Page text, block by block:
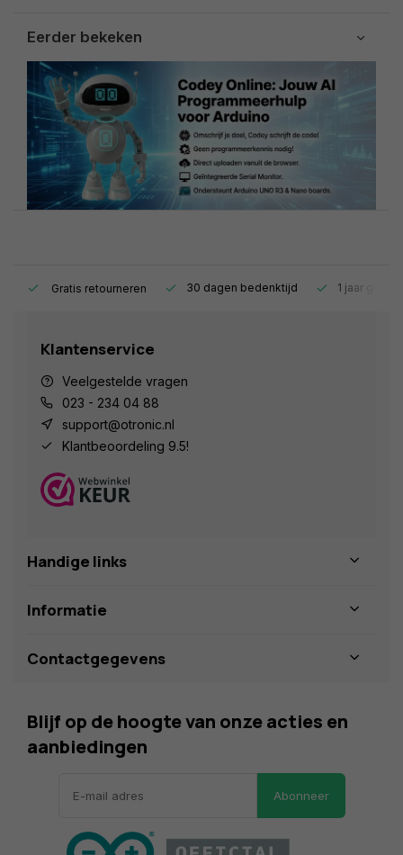
Eerder bekeken
Gratis retourneren 30 dagen bedenktijd 1 jaar
Klantenservice
Veelgestelde vragen
023 - 234 04 88
support@otronic.nl
Klantbeoordeling 9.5!
Handige links
Informatie
Contactgegevens
Blijf op de hoogte van onze acties en
aanbiedingen
Abonneer